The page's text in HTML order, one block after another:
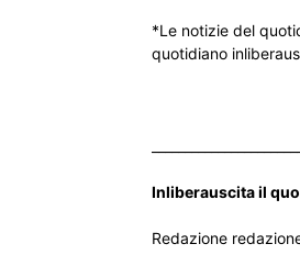
*Le notizie del
quotidiano
Inliberauscita il
Redazione